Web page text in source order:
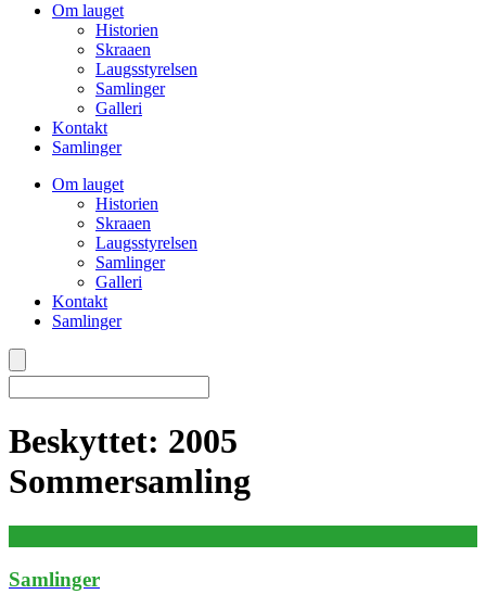
Om lauget
Historien
Skraaen
Laugsstyrelsen
Samlinger
Galleri
Kontakt
Samlinger
Om lauget
Historien
Skraaen
Laugsstyrelsen
Samlinger
Galleri
Kontakt
Samlinger
Beskyttet: 2005
Sommersamling
Samlinger